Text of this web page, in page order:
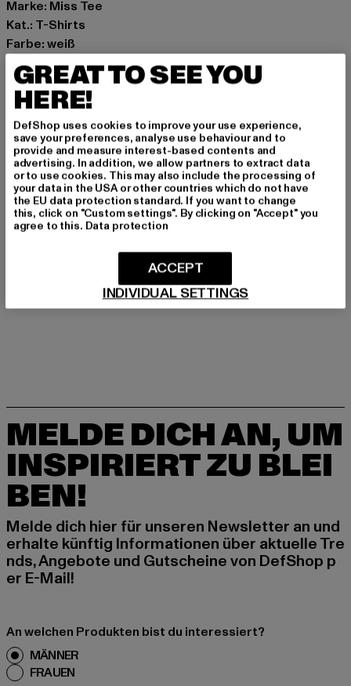
Marke: Miss Tee
Kat.: T-Shirts
Farbe: weiß
Hersteller Farbe: white
Materialzusammensetzung: 100% Baumwolle
Art.Nr: MST362-00220
Hersteller: TB International GmbH |info@tbint.de
Dr.-Robert-Murjahn-Straße 7 | 64372 Ober-Ramstadt |
DE
GRÖSSE & PASSFORM
LIEFERUNG & RÜCKGABE
MELDE DICH AN, UM
INSPIRIERT ZU BLEI
BEN!
Melde dich hier für unseren Newsletter an und
erhalte künftig Informationen über aktuelle Tre
nds, Angebote und Gutscheine von DefShop p
er E-Mail!
An welchen Produkten bist du interessiert?
MÄNNER
FRAUEN
GREAT TO SEE YOU
HERE!
DefShop uses cookies to improve your use experience,
save your preferences, analyse use behaviour and to
provide and measure interest-based contents and
advertising. In addition, we allow partners to extract data
or to use cookies. This may also include the processing of
your data in the USA or other countries which do not have
the EU data protection standard. If you want to change
this, click on "Custom settings". By clicking on "Accept" you
agree to this. Data protection
INDIVIDUAL SETTINGS
ACCEPT